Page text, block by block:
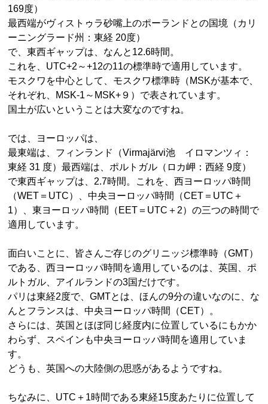
169度）
最西端がヴィストゥラ砂嘴上のポーランドとの国境（カリ
ーニングラード州：東経 20度）
で、東西ギャップは、なんと12.6時間。
これを、UTC+2～+12の11の標準時で適用しています。
モスクワを中心として、モスクワ標準時（MSKが基本で、
それぞれ、MSK-1～MSK+９）で表されています。
国土が広いということは大変なのですね。
では、ヨーロッパは、
最東端は、フィンランド（Virmajärvi池 イロマンツィ：
東経 31 度）最西端は、ポルトガル（ロカ岬：西経 9度）
で東西ギャップは、2.7時間。これを、西ヨーロッパ時間
（WET＝UTC）、中央ヨーロッパ時間（CET＝UTC＋
1）、東ヨーロッパ時間（EET＝UTC＋2）の三つの時間で
適用しています。
面白いことに、皆さんご存じのグリニッジ標準時（GMT）
である、西ヨーロッパ時間を適用しているのは、英国、ポ
ルトガル、アイルランドの3国だけです。
パリは東経2度で、GMTとは、ほんの9分の違いなのに、な
んとフランスは、中央ヨーロッパ時間（CET）。
さらには、英国とほぼ同じ経度内に位置しているにもかか
わらず、スペインも中央ヨーロッパ時間を適用していま
す。
どうも、英国への大陸側の思惑があるようですね。
ちなみに、UTC＋1時間である東経15度あたりに位置して